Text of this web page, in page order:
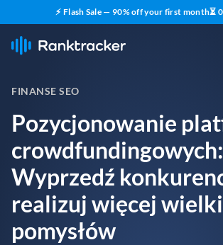
⚡ Flash Sale — 90% off your first month⏳
FINANSE SEO
Pozycjonowanie
crowdfundingowych:
Wyprzedź
realizuj więcej
pomysłów